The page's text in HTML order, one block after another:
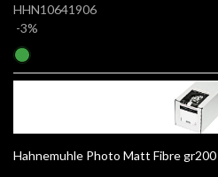
HHN10641906
-3%